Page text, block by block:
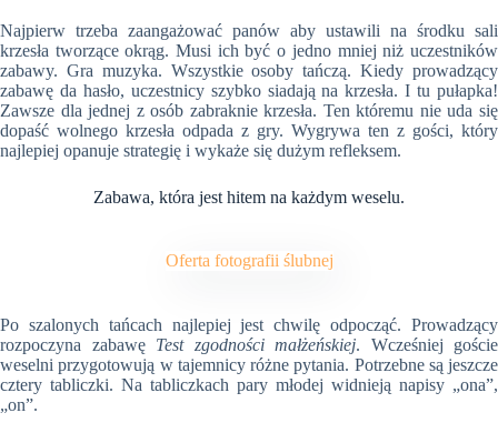
Najpierw trzeba zaangażować panów aby ustawili na środku sali
krzesła tworzące okrąg. Musi ich być o jedno mniej niż uczestników
zabawy. Gra muzyka. Wszystkie osoby tańczą. Kiedy prowadzący
zabawę da hasło, uczestnicy szybko siadają na krzesła. I tu pułapka!
Zawsze dla jednej z osób zabraknie krzesła. Ten któremu nie uda się
dopaść wolnego krzesła odpada z gry. Wygrywa ten z gości, który
najlepiej opanuje strategię i wykaże się dużym refleksem.
Zabawa, która jest hitem na każdym weselu.
Oferta fotografii ślubnej
Po szalonych tańcach najlepiej jest chwilę odpocząć. Prowadzący
rozpoczyna zabawę Test zgodności małżeńskiej. Wcześniej goście
weselni przygotowują w tajemnicy różne pytania. Potrzebne są jeszcze
cztery tabliczki. Na tabliczkach pary młodej widnieją napisy „ona”,
„on”.